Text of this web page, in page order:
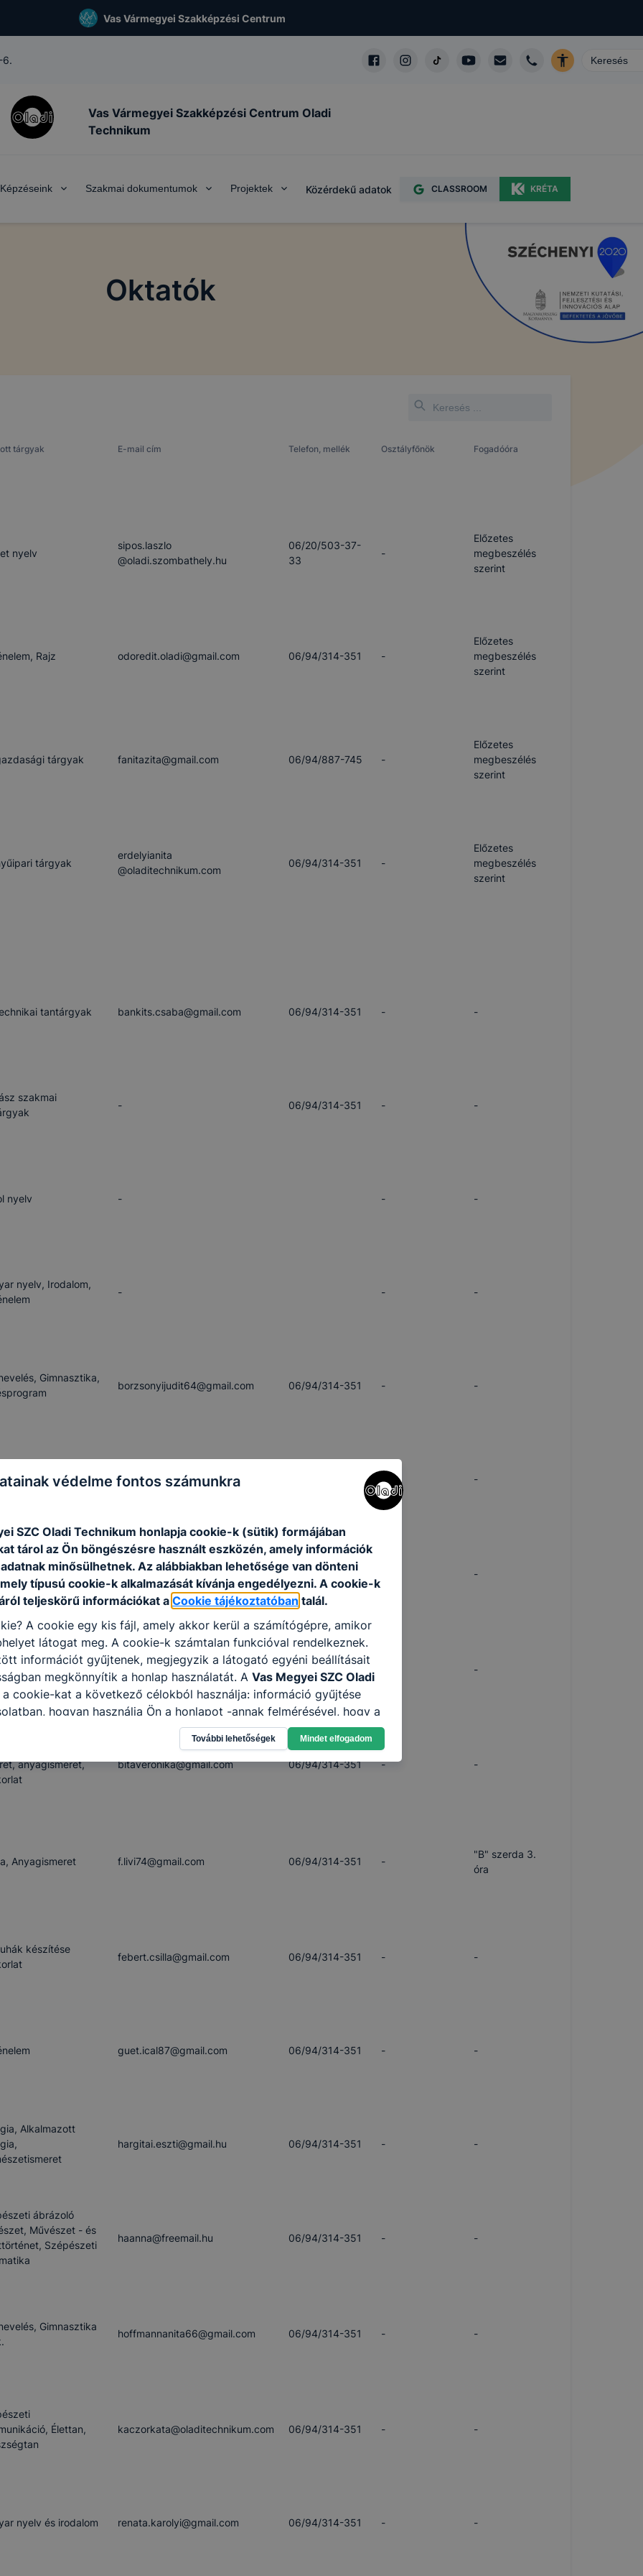
Vas Vármegyei Szakképzési Centrum
6.
Vas Vármegyei Szakképzési Centrum Oladi
Technikum
Képzéseink Szakmai dokumentumok Projektek Közérdekű adatok CLASSROOM KRÉTA
Oktatók
tárgyak E-mail cím Telefon, mellék Osztályfőnök Fogadóóra
nyelv
sipos.laszlo​
@oladi.szombathely.hu
06/20/503-37-
33
-
Előzetes
megbeszélés
szerint
Rajz odoredit.oladi​@gmail.com 06/94/314-351 -
Előzetes
megbeszélés
szerint
tárgyak fanitazita​@gmail.com 06/94/887-745 -
Előzetes
megbeszélés
szerint
tárgyak
erdelyianita​
@oladitechnikum.com
06/94/314-351 -
Előzetes
megbeszélés
szerint
tantárgyak bankits.csaba​@gmail.com 06/94/314-351 - -
szakmai
- 06/94/314-351 - -
nyelv - - -
nyelv, Irodalom,
- - -
Gimnasztika,
borzsonyijudit64​@gmail.com 06/94/314-351 - -
agnescsoka67​@gmail.com - -
Gimnasztika czikakati​@gmail.com 06/94/314-351 -
anitadne​@oladitechnikum.com 06/94/314-351 -
anyagismeret,
bitaveronika​@gmail.com 06/94/314-351 - -
Anyagismeret f.livi74​@gmail.com 06/94/314-351 -
"B" szerda 3.
óra
készítése
febert.csilla​@gmail.com 06/94/314-351 - -
guet.ical87​@gmail.com 06/94/314-351 - -
Alkalmazott
hargitai.eszti​@gmail.hu 06/94/314-351 - -
ábrázoló
Művészet - és
Szépészeti
haanna​@freemail.hu 06/94/314-351 - -
Gimnasztika
hoffmannanita66​@gmail.com 06/94/314-351 - -
Élettan,
kaczorkata​@oladitechnikum.com 06/94/314-351 - -
nyelv és irodalom renata.karolyi​@gmail.com 06/94/314-351 - -
védelme fontos számunkra
SZC Oladi Technikum honlapja cookie-k (sütik) formájában
tárol az Ön böngészésre használt eszközén, amely információk
minősülhetnek. Az alábbiakban lehetősége van dönteni
típusú cookie-k alkalmazását kívánja engedélyezni. A cookie-k
teljeskörű információkat aCookie tájékoztatóban talál.
A cookie egy kis fájl, amely akkor kerül a számítógépre, amikor
látogat meg. A cookie-k számtalan funkcióval rendelkeznek.
információt gyűjtenek, megjegyzik a látogató egyéni beállításait
megkönnyítik a honlap használatát. A Vas Megyei SZC Oladi
a cookie-kat a következő célokból használja: információ gyűjtése
hogyan használja Ön a honlapot -annak felmérésével, hogy a
részeit látogatja, vagy használja leginkább, így megtudhatjuk,
Önnek még jobb felhasználói élményt, ha ismét meglátogatja
fejlesztése. Hogyan ellenőrizheti és hogyan tudja kikapcsolni a
Minden modern böngésző engedélyezi a cookie-k beállításának a
vagy törlése által előfordulhat, hogy felhasználóink nem
honlapunk funkcióinak teljes körű használatára, vagy a honlap a
További lehetőségek Mindet elfogadom